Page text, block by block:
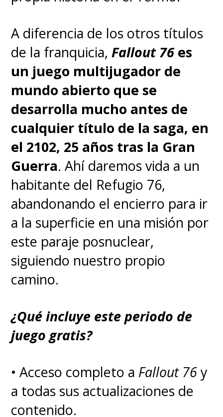
A diferencia de los otros títulos
de la franquicia, Fallout 76 es
un juego multijugador de
mundo abierto que se
desarrolla mucho antes de
cualquier título de la saga, en
el 2102, 25 años tras la Gran
Guerra. Ahí daremos vida a un
habitante del Refugio 76,
abandonando el encierro para ir
a la superficie en una misión por
este paraje posnuclear,
siguiendo nuestro propio
camino.
¿Qué incluye este periodo de
juego gratis?
• Acceso completo a Fallout 76y
a todas sus actualizaciones de
contenido.